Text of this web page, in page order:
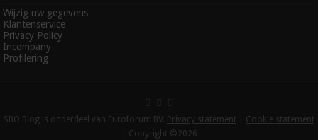
Wijzig uw gegevens
Klantenservice
Privacy Policy
Incompany
Profilering
SBO Blog is onderdeel van Euroforum BV. Privacy statement
Cookie statement
| Copyright ©2026